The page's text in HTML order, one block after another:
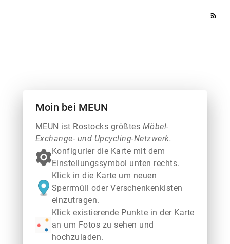
rss_feed
Moin bei MEUN
MEUN ist Rostocks größtes Möbel-
Exchange- und Upcycling-Netzwerk.
Konfigurier die Karte mit dem
Einstellungssymbol unten rechts.
Klick in die Karte um neuen
Sperrmüll oder Verschenkenkisten
einzutragen.
Klick existierende Punkte in der Karte
an um Fotos zu sehen und
hochzuladen.